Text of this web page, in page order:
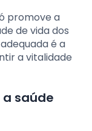
promove a
de vida dos
é a
a vitalidade
saúde